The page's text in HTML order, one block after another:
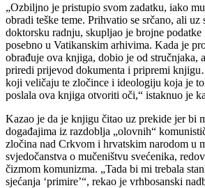
„Ozbiljno je pristupio svom zadatku, iako
obradi teške teme. Prihvatio se srčano, ali uz
doktorsku radnju, skupljao je brojne podatke
posebno u Vatikanskim arhivima. Kada je
obrađuje ova knjiga, dobio je od stručnjaka,
priredi prijevod dokumenta i pripremi
koji veličaju te zločince i ideologiju koja je
poslala ova knjiga otvoriti oči,“ istaknuo je
Kazao je da je knjigu čitao uz prekide jer bi
događajima iz razdoblja „olovnih“
zločina nad Crkvom i hrvatskim narodom u
svjedočanstva o mučeništvu svećenika,
čizmom komunizma. „Tada bi mi trebala
sjećanja ‘primire’“, rekao je vrhbosanski